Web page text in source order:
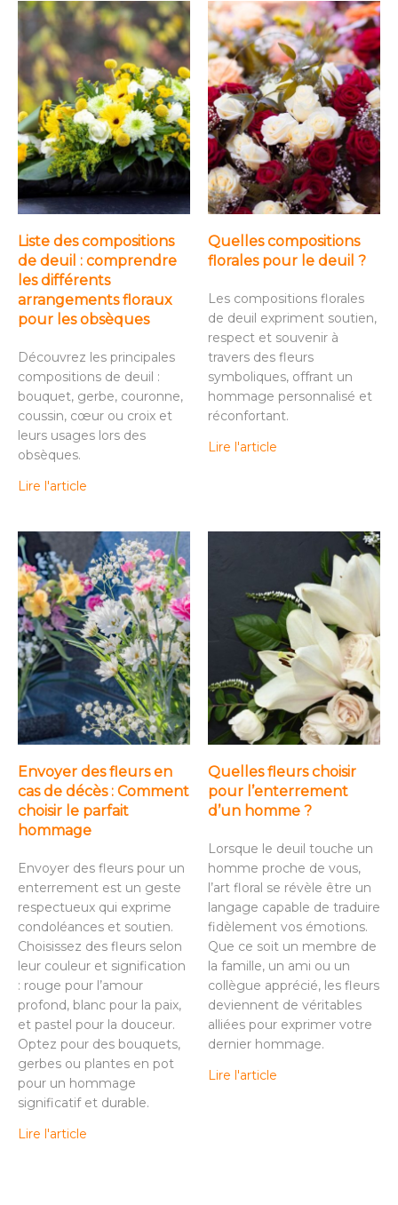
Liste des compositions
de deuil : comprendre
les différents
arrangements floraux
pour les obsèques
Découvrez les principales
compositions de deuil :
bouquet, gerbe, couronne,
coussin, cœur ou croix et
leurs usages lors des
obsèques.
Lire l'article
Quelles compositions
florales pour le deuil ?
Les compositions florales
de deuil expriment soutien,
respect et souvenir à
travers des fleurs
symboliques, offrant un
hommage personnalisé et
réconfortant.
Lire l'article
Envoyer des fleurs en
cas de décès : Comment
choisir le parfait
hommage
Envoyer des fleurs pour un
enterrement est un geste
respectueux qui exprime
condoléances et soutien.
Choisissez des fleurs selon
leur couleur et signification
: rouge pour l’amour
profond, blanc pour la paix,
et pastel pour la douceur.
Optez pour des bouquets,
gerbes ou plantes en pot
pour un hommage
significatif et durable.
Lire l'article
Quelles fleurs choisir
pour l’enterrement
d’un homme ?
Lorsque le deuil touche un
homme proche de vous,
l’art floral se révèle être un
langage capable de traduire
fidèlement vos émotions.
Que ce soit un membre de
la famille, un ami ou un
collègue apprécié, les fleurs
deviennent de véritables
alliées pour exprimer votre
dernier hommage.
Lire l'article